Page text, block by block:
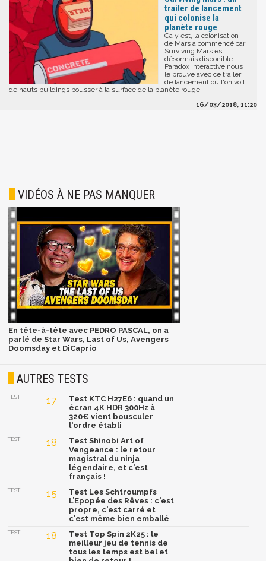
trailer de lancement
qui colonise la
planète rouge
Ça y est, la colonisation
de Mars a commencé car
Surviving Mars est
désormais disponible.
Paradox Interactive nous
le prouve avec ce trailer
de lancement où l'on voit
de hauts buildings pousser à la surface de la planète rouge.
16/03/2018, 11:20
VIDÉOS À NE PAS MANQUER
En tête-à-tête avec PEDRO PASCAL, on a
parlé de Star Wars, Last of Us, Avengers
Doomsday et DiCaprio
AUTRES TESTS
TEST 17
Test KTC H27E6 : quand un
écran 4K HDR 300Hz à
320€ vient bousculer
l'ordre établi
TEST 18
Test Shinobi Art of
Vengeance : le retour
magistral du ninja
légendaire, et c'est
français !
TEST 15
Test Les Schtroumpfs
L’Epopée des Rêves : c'est
propre, c'est carré et
c'est même bien emballé
TEST 18
Test Top Spin 2K25 : le
meilleur jeu de tennis de
tous les temps est bel et